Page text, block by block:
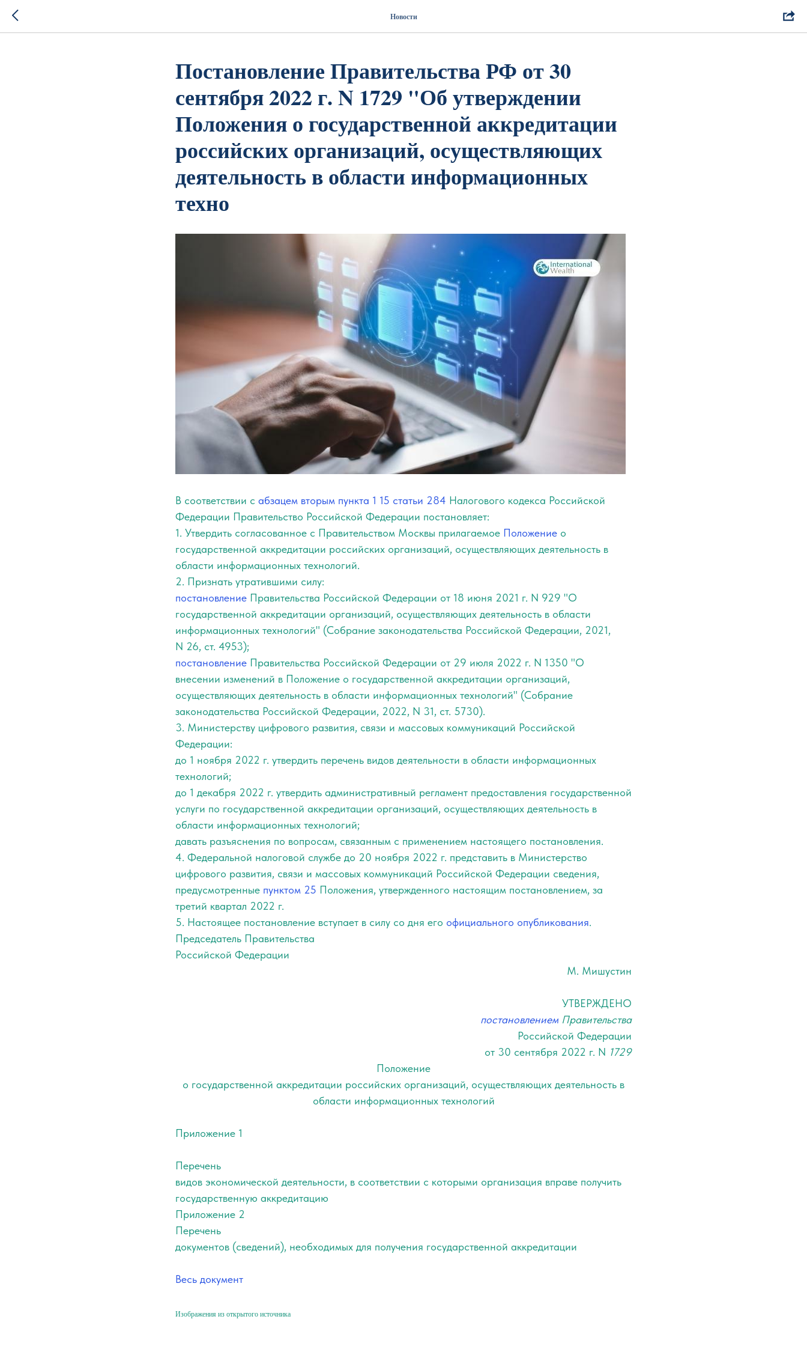
Новости
Постановление Правительства РФ от 30
сентября 2022 г. N 1729 "Об утверждении
Положения о государственной аккредитации
российских организаций, осуществляющих
деятельность в области информационных
техно
В соответствии с абзацем вторым пункта 1 15 статьи 284 Налогового кодекса Российской
Федерации Правительство Российской Федерации постановляет:
1. Утвердить согласованное с Правительством Москвы прилагаемое Положение о
государственной аккредитации российских организаций, осуществляющих деятельность в
области информационных технологий.
2. Признать утратившими силу:
постановление Правительства Российской Федерации от 18 июня 2021 г. N 929 "О
государственной аккредитации организаций, осуществляющих деятельность в области
информационных технологий" (Собрание законодательства Российской Федерации, 2021,
N 26, ст. 4953);
постановление Правительства Российской Федерации от 29 июля 2022 г. N 1350 "О
внесении изменений в Положение о государственной аккредитации организаций,
осуществляющих деятельность в области информационных технологий" (Собрание
законодательства Российской Федерации, 2022, N 31, ст. 5730).
3. Министерству цифрового развития, связи и массовых коммуникаций Российской
Федерации:
до 1 ноября 2022 г. утвердить перечень видов деятельности в области информационных
технологий;
до 1 декабря 2022 г. утвердить административный регламент предоставления государственной
услуги по государственной аккредитации организаций, осуществляющих деятельность в
области информационных технологий;
давать разъяснения по вопросам, связанным с применением настоящего постановления.
4. Федеральной налоговой службе до 20 ноября 2022 г. представить в Министерство
цифрового развития, связи и массовых коммуникаций Российской Федерации сведения,
предусмотренные пунктом 25 Положения, утвержденного настоящим постановлением, за
третий квартал 2022 г.
5. Настоящее постановление вступает в силу со дня его официального опубликования.
Председатель Правительства
Российской Федерации
М. Мишустин
УТВЕРЖДЕНО
постановлением Правительства
Российской Федерации
от 30 сентября 2022 г. N 1729
Положение
о государственной аккредитации российских организаций, осуществляющих деятельность в
области информационных технологий
Приложение 1
Перечень
видов экономической деятельности, в соответствии с которыми организация вправе получить
государственную аккредитацию
Приложение 2
Перечень
документов (сведений), необходимых для получения государственной аккредитации
Весь документ
Изображения из открытого источника